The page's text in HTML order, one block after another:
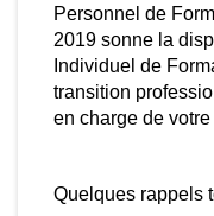
Personnel de
2019 sonne la
Individuel de
transition
en charge de
Quelques rappels
de compétences